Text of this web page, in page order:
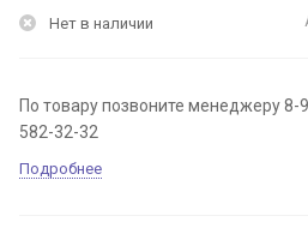
Нет в наличии
По товару позвоните менеджеру
582-32-32
Подробнее